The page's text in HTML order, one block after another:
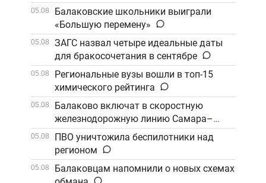
05.08
Балаковские школьники выиграли
«Большую перемену»
05.08
ЗАГС назвал четыре идеальные даты
для бракосочетания в сентябре
05.08
Региональные вузы вошли в топ-15
химического рейтинга
05.08
Балаково включат в скоростную
железнодорожную линию Самара–
Саратов
05.08
ПВО уничтожила беспилотники над
регионом
05.08
Балаковцам напомнили о новых схемах